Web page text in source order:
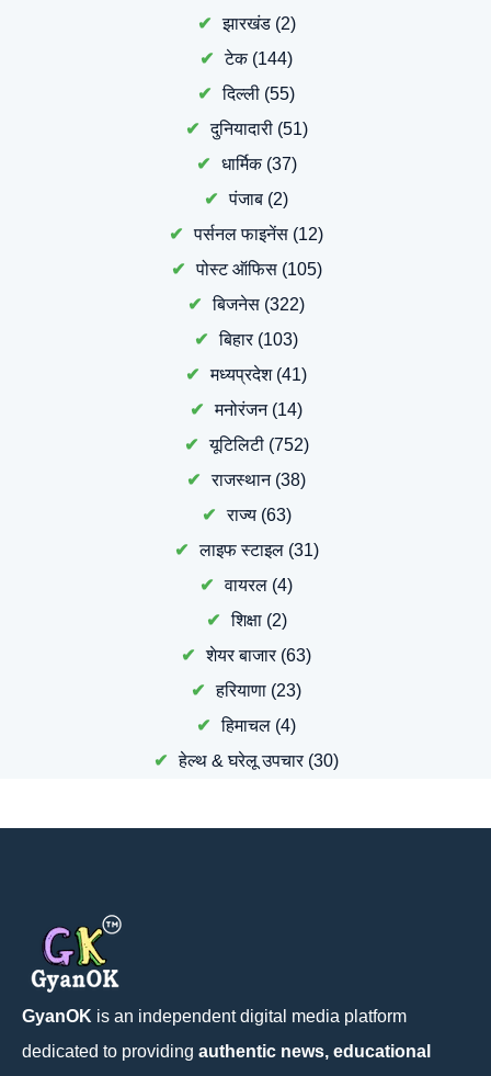
झारखंड(2)
टेक(144)
दिल्ली (55)
दुनियादारी(51)
धार्मिक(37)
पंजाब (2)
पर्सनल फाइनेंस (12)
पोस्ट ऑफिस(105)
बिजनेस (322)
बिहार(103)
मध्यप्रदेश(41)
मनोरंजन(14)
यूटिलिटी(752)
राजस्थान(38)
राज्य(63)
लाइफ स्टाइल(31)
वायरल (4)
शिक्षा(2)
शेयर बाजार(63)
हरियाणा (23)
हिमाचल (4)
हेल्थ & घरेलू उपचार(30)
GyanOK is an independent digital media platform
dedicated to providing authentic news, educational